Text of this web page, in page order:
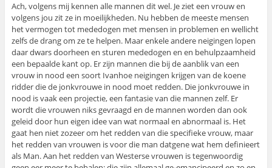
Ach, volgens mij kennen alle mannen dit wel. Je ziet een vrouw en
volgens jou zit ze in moeilijkheden. Nu hebben de meeste mensen
het vermogen tot mededogen met mensen in problemen en wellicht
zelfs de drang om ze te helpen. Maar enkele andere neigingen lopen
daar dwars doorheen en sturen mededogen en en behulpzaamheid
een bepaalde kant op. Er zijn mannen die bij de aanblik van een
vrouw in nood een soort Ivanhoe neigingen krijgen van de koene
ridder die de jonkvrouwe in nood moet redden. Die jonkvrouwe in
nood is vaak een projectie, een fantasie van die mannen zelf. Er
wordt die vrouwen niks gevraagd en de mannen worden dan ook
geleid door hun eigen idee van wat normaal en abnormaal is. Het
gaat hen niet zozeer om het redden van die specifieke vrouw, maar
het redden van vrouwen is voor die man datgene wat hem definieert
als Man. Aan het redden van Westerse vrouwen is tegenwoordig